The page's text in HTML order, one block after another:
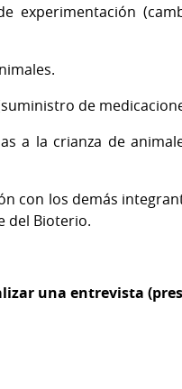
de
a la crianza de
con los demás
del Bioterio.
una entrevista